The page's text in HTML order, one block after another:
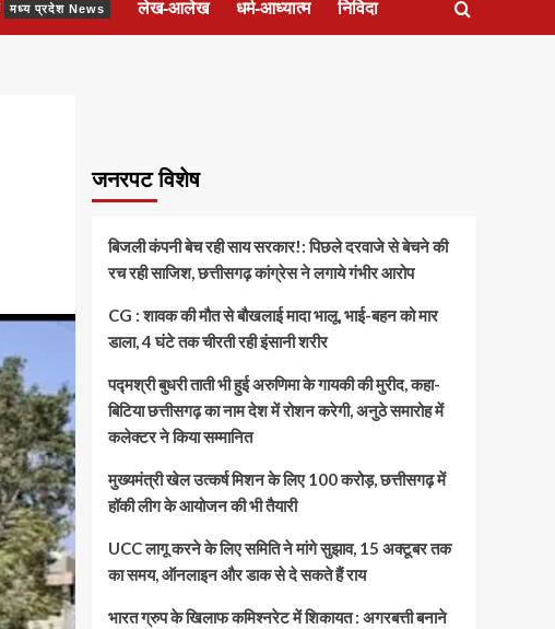
मध्य प्रदेश News लेख-आलेख धर्म-आध्यात्म निविदा
जनरपट विशेष
बिजली कंपनी बेच रही साय सरकार!: पिछले दरवाजे से बेचने की
रच रही साजिश, छत्तीसगढ़ कांग्रेस ने लगाये गंभीर आरोप
CG : शावक की मौत से बौखलाई मादा भालू, भाई-बहन को मार
डाला, 4 घंटे तक चीरती रही इंसानी शरीर
पद्मश्री बुधरी ताती भी हुई अरुणिमा के गायकी की मुरीद, कहा-
बिटिया छत्तीसगढ़ का नाम देश में रोशन करेगी, अनुठे समारोह में
कलेक्टर ने किया सम्मानित
मुख्यमंत्री खेल उत्कर्ष मिशन के लिए 100 करोड़, छत्तीसगढ़ में
हॉकी लीग के आयोजन की भी तैयारी
UCC लागू करने के लिए समिति ने मांगे सुझाव, 15 अक्टूबर तक
का समय, ऑनलाइन और डाक से दे सकते हैं राय
भारत ग्रुप के खिलाफ कमिश्नरेट में शिकायत : अगरबत्ती बनाने